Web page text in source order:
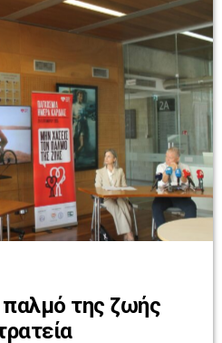
στα […]
της ζωής